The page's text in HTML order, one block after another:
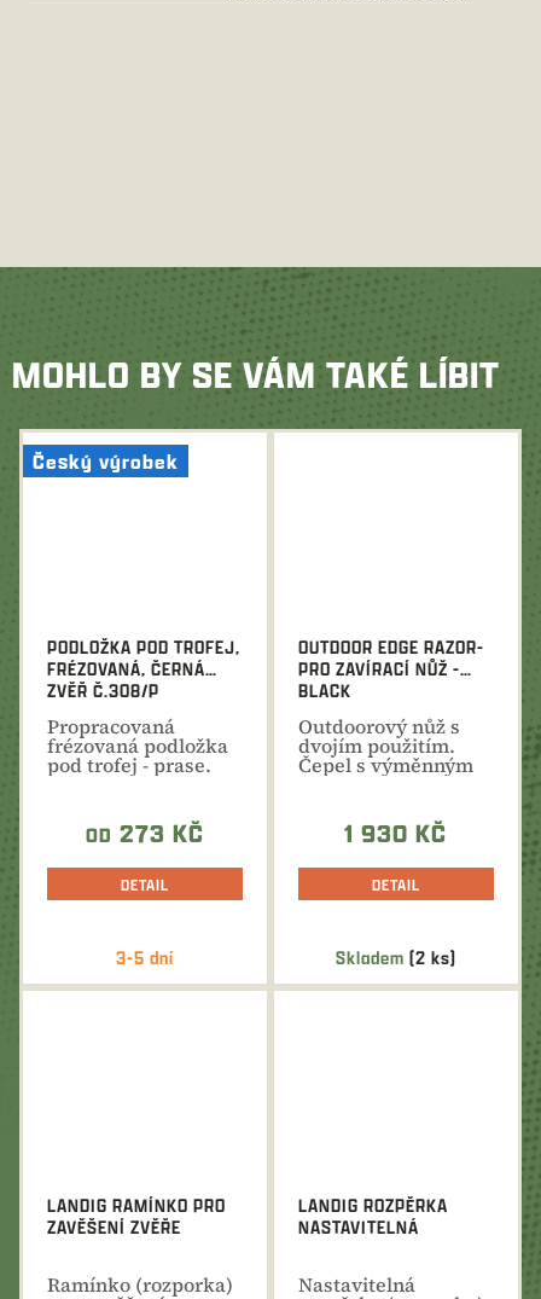
MOHLO BY SE VÁM TAKÉ LÍBIT
Český výrobek
3-5 dní
PODLOŽKA POD TROFEJ,
FRÉZOVANÁ, ČERNÁ
ZVĚŘ Č.308/P
Propracovaná
frézovaná podložka
pod trofej - prase.
Plechové krytí
OD 273 KČ
DETAIL
Skladem (2 ks)
OUTDOOR EDGE RAZOR-
PRO ZAVÍRACÍ NŮŽ -
BLACK
Outdoorový nůž s
dvojím použitím.
Čepel s výměnným
ostřím a párákem s
1 930 KČ
DETAIL
LANDIG RAMÍNKO PRO
ZAVĚŠENÍ ZVĚŘE
Ramínko (rozporka)
LANDIG ROZPĚRKA
NASTAVITELNÁ
Nastavitelná